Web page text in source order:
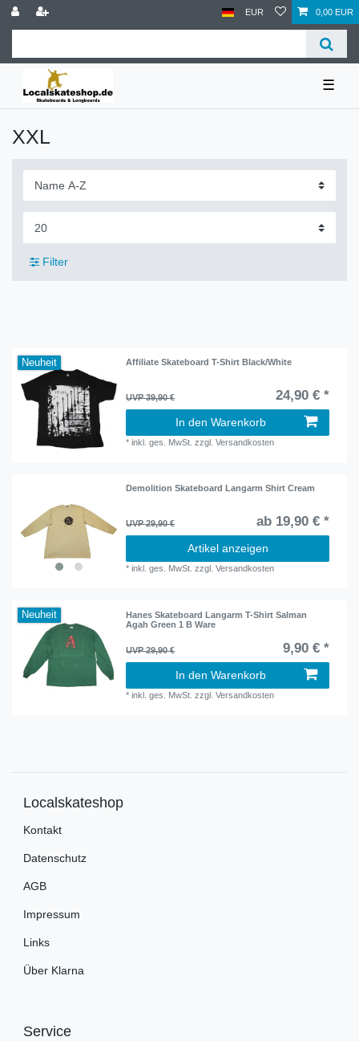
EUR 0,00 EUR
☰
XXL
Filter
Neuheit Affiliate Skateboard T-Shirt Black/White
UVP 39,90 € 24,90 € *
In den Warenkorb
*inkl. ges. MwSt. zzgl.Versandkosten
Demolition Skateboard Langarm Shirt Cream
UVP 29,90 € ab 19,90 € *
Artikel anzeigen
*inkl. ges. MwSt. zzgl.Versandkosten
Neuheit
Hanes Skateboard Langarm T-Shirt Salman
Agah Green 1 B Ware
UVP 29,90 € 9,90 € *
In den Warenkorb
*inkl. ges. MwSt. zzgl.Versandkosten
Localskateshop
Kontakt
Datenschutz
AGB
Impressum
Links
Über Klarna
Service